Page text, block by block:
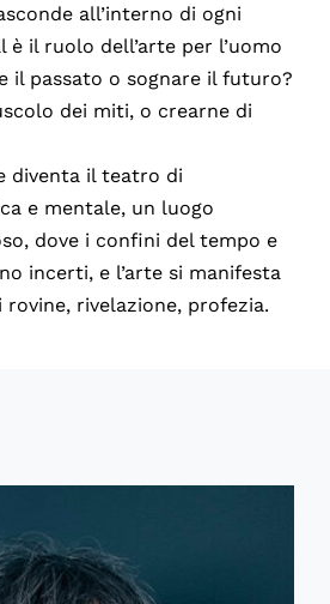
all’interno di ogni
è il ruolo dell’arte per l’uomo
il passato o sognare il futuro?
dei miti, o crearne di
diventa il teatro di
e mentale, un luogo
dove i confini del tempo e
incerti, e l’arte si manifesta
rivelazione, profezia.